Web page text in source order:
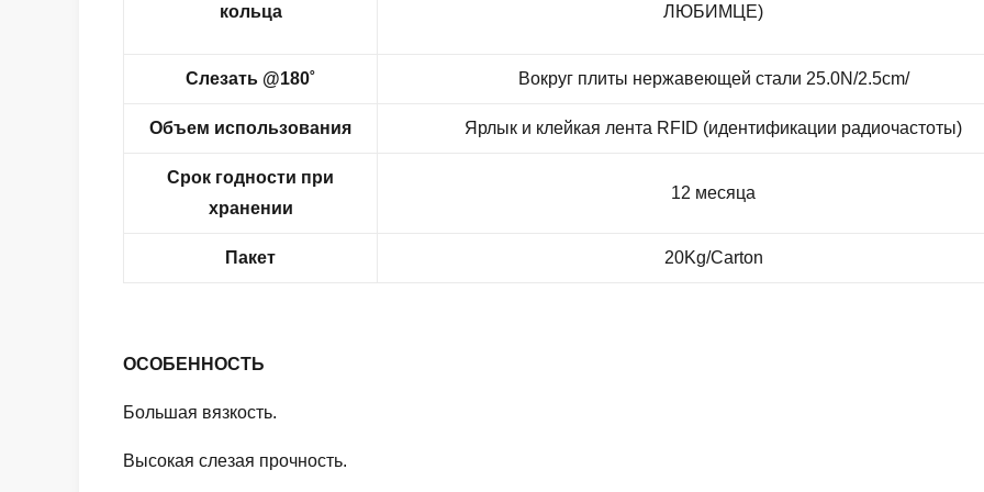
кольца ЛЮБИМЦЕ)
Слезать @180˚ Вокруг плиты нержавеющей стали 25.0N/2.5cm/
Объем использования Ярлык и клейкая лента RFID (идентификации радиочастоты)
Срок годности при
хранении
12 месяца
Пакет 20Kg/Carton
ОСОБЕННОСТЬ
Большая вязкость.
Высокая слезая прочность.